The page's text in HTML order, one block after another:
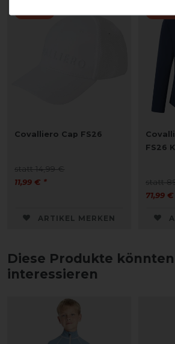
Covalliero Cap FS26
statt 14,99 €
11,99 € *
ARTIKEL MERKEN
FS26
statt
71,99
Diese Produkte
interessieren